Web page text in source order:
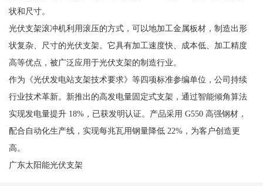
状和尺寸。
光伏支架滚冲机利用滚压的方式，可以地加工金属板材，制造出形
状复杂、尺寸的光伏支架。它具有加工速度快、成本低、加工精度
高等优点，被广泛应用于光伏支架的制造行业。
作为《光伏发电站支架技术要求》等四项标准参编单位，公司持续
行业技术革新。新推出的高发电量固定式支架，通过智能倾角算法
实现发电量提升 18%，已获发明认证。产品采用 G550 高强钢材，
配合自动化生产线，实现每兆瓦用钢量降低 22%，为客户创造更
高。
广东太阳能光伏支架